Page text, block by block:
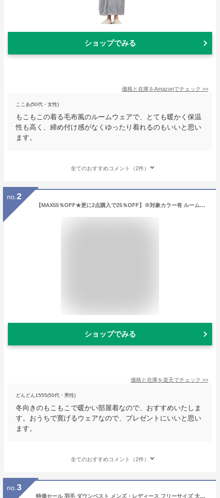
ショップでみる
価格と在庫をAmazonでチェック >>
ここあ(50代・女性)
もこもこの着る毛布風のルームウェアで、とても暖かく保温
性も高く、締め付け感がなくゆったり着れるのもいいと思い
ます。
全てのおすすめコメント（2件）
no. 2
【MAX55％OFF★更に2点購入で25％OFF】※対象カラー有 ルームウェア ワンピース 着る毛布 パジャマ ふわもこワンピース もこもこ レディース 冬 カーディガン ロング ガウン 前開き ナイトウェア 毛布 裏起毛 丸洗い 洗濯 女性 プレゼント クリスマス ラッピング ギフト
ショップでみる
価格と在庫を楽天でチェック >>
どんどん1555(50代・男性)
冬向きのもこもこで暖かい部屋着なので、おすすめいたしま
す。おうちで寛げるウェアなので、プレゼントにいいと思い
ます。
全てのおすすめコメント（2件）
no. 3
特価セール 羽毛 ダウンベスト メンズ・レディース フリーサイズ 大きめポケット 内側裏起毛 軽い 軽量 敬老の日 ギフト プレゼント 贈り物 あったか ルームウエア 部屋着